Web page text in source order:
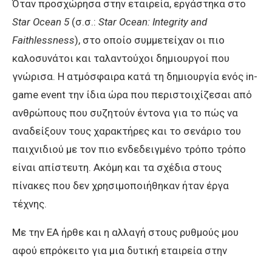
Όταν προσχώρησα στην εταιρεία, εργάστηκα στο
Star Ocean 5(σ.σ.: Star Ocean: Integrity and
Faithlessness), στο οποίο συμμετείχαν οι πιο
καλοσυνάτοι και ταλαντούχοι δημιουργοί που
γνώρισα. Η ατμόσφαιρα κατά τη δημιουργία ενός in-
game event την ίδια ώρα που περιστοιχίζεσαι από
ανθρώπους που συζητούν έντονα για το πώς να
αναδείξουν τους χαρακτήρες και το σενάριο του
παιχνιδιού με τον πιο ενδεδειγμένο τρόπο τρόπο
είναι απίστευτη. Ακόμη και τα σχέδια στους
πίνακες που δεν χρησιμοποιήθηκαν ήταν έργα
τέχνης.
Με την EA ήρθε και η αλλαγή στους ρυθμούς μου
αφού επρόκειτο για μια δυτική εταιρεία στην